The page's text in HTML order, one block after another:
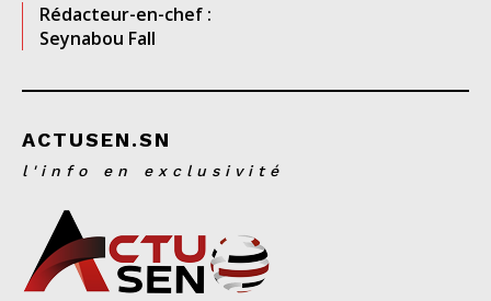
Rédacteur-en-chef :
Seynabou Fall
ACTUSEN.SN
l'info en exclusivité